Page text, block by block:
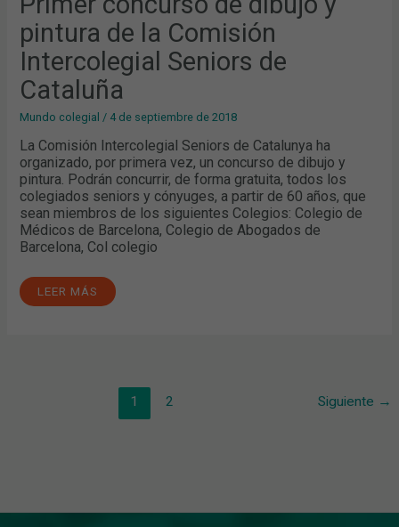
pintura de la Comisión
Intercolegial Seniors de
Cataluña
Mundo colegial / 4 de septiembre de 2018
La Comisión Intercolegial Seniors de Catalunya ha
organizado, por primera vez, un concurso de dibujo y
pintura. Podrán concurrir, de forma gratuita, todos los
colegiados seniors y cónyuges, a partir de 60 años, que
sean miembros de los siguientes Colegios: Colegio de
Médicos de Barcelona, Colegio de Abogados de
Barcelona, Col colegio
INTERCOLEGIAL
SENIORS
DE
CATALUÑA
LEER MÁS
1 2 Siguiente →